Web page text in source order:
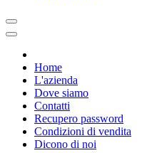
Home
L'azienda
Dove siamo
Contatti
Recupero password
Condizioni di vendita
Dicono di noi